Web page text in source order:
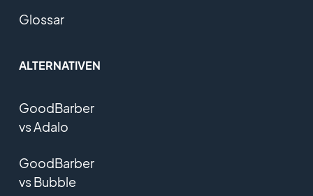
Glossar
ALTERNATIVEN
GoodBarber
vs Adalo
GoodBarber
vs Bubble